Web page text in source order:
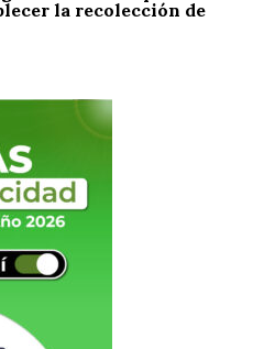
la recolección de